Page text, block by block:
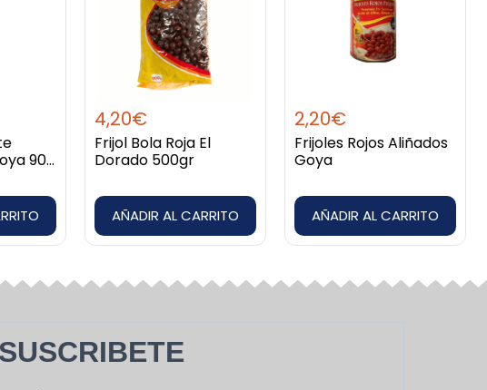
90
4,20€
Frijol Bola Roja El
Dorado 500gr
AÑADIR AL CARRITO
2,20€
Frijoles Rojos Aliñados
Goya
AÑADIR AL CARRITO
SUSCRIBETE